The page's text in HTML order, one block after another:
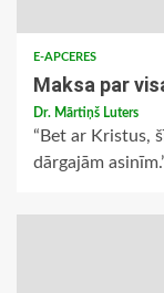
E-APCERES
Maksa par
Dr. Mārtiņš Luters
“Bet ar Kristus,
dārgajām